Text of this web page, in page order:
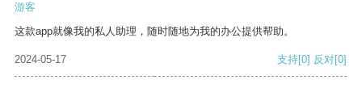
游客
这款app就像我的私人助理，随时随地为我的办公提供帮助。
2024-05-17 支持[0] 反对[0]